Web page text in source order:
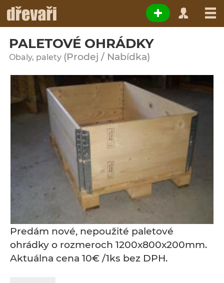
PALETOVÉ OHRÁDKY
Obaly, palety (Prodej / Nabídka)
Predám nové, nepoužité paletové
ohrádky o rozmeroch 1200x800x200mm.
Aktuálna cena 10€ /1ks bez DPH.